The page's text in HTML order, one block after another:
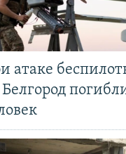
атаке